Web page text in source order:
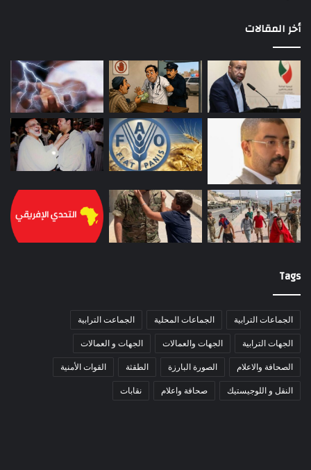
أخر المقالات
Tags
الجماعات الترابية الجماعات المحلية الجماعت الترابية
الجهات الترابية الجهات والعمالات الجهات و العمالات
الصحافة والاعلام الصورة البارزة الطقثة القوات الأمنية
النقل و اللوجيستيك صحافة واعلام نقابات